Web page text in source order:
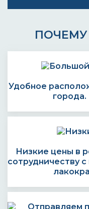
Удобное
Низкие цены в
сотрудничеству